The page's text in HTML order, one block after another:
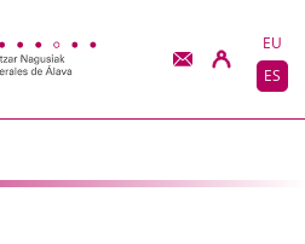
con
EU
ES